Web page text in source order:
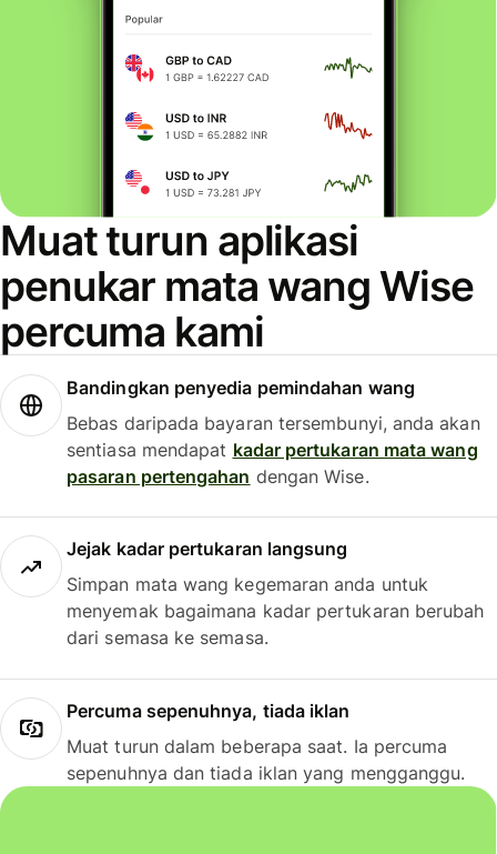
Muat turun aplikasi
penukar mata wang Wise
percuma kami
Bandingkan penyedia pemindahan wang
Bebas daripada bayaran tersembunyi, anda akan
sentiasa mendapat kadar pertukaran mata wang
pasaran pertengahan dengan Wise.
Jejak kadar pertukaran langsung
Simpan mata wang kegemaran anda untuk
menyemak bagaimana kadar pertukaran berubah
dari semasa ke semasa.
Percuma sepenuhnya, tiada iklan
Muat turun dalam beberapa saat. Ia percuma
sepenuhnya dan tiada iklan yang mengganggu.